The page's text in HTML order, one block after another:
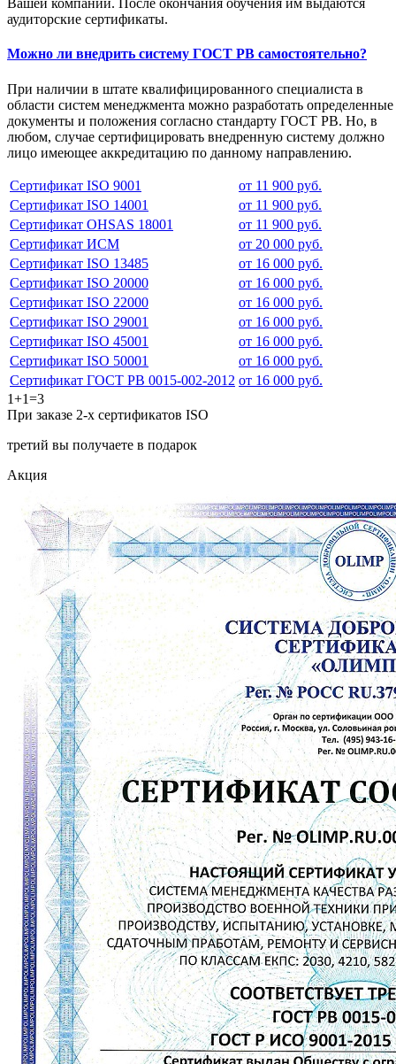
Вашей компании. После окончания обучения им выдаются
аудиторские сертификаты.
Можно ли внедрить систему ГОСТ РВ самостоятельно?
При наличии в штате квалифицированного специалиста в
области систем менеджмента можно разработать определенные
документы и положения согласно стандарту ГОСТ РВ. Но, в
любом, случае сертифицировать внедренную систему должно
лицо имеющее аккредитацию по данному направлению.
Сертификат ISO 9001
от 11 900 руб.
Сертификат ISO 14001
от 11 900 руб.
Сертификат OHSAS 18001
от 11 900 руб.
Сертификат ИСМ
от 20 000 руб.
Сертификат ISO 13485
от 16 000 руб.
Сертификат ISO 20000
от 16 000 руб.
Сертификат ISO 22000
от 16 000 руб.
Сертификат ISO 29001
от 16 000 руб.
Сертификат ISO 45001
от 16 000 руб.
Сертификат ISO 50001
от 16 000 руб.
Сертификат ГОСТ РВ 0015-002-2012 от 16 000 руб.
1+1=3
При заказе 2-х сертификатов ISO
третий вы получаете в подарок
Акция